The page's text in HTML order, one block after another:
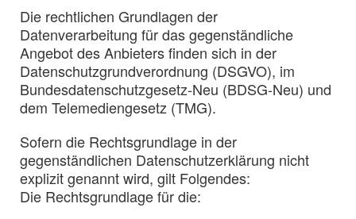
Die rechtlichen Grundlagen der
Datenverarbeitung für das gegenständliche
Angebot des Anbieters finden sich in der
Datenschutzgrundverordnung (DSGVO), im
Bundesdatenschutzgesetz-Neu (BDSG-Neu) und
dem Telemediengesetz (TMG).
Sofern die Rechtsgrundlage in der
gegenständlichen Datenschutzerklärung nicht
explizit genannt wird, gilt Folgendes:
Die Rechtsgrundlage für die: